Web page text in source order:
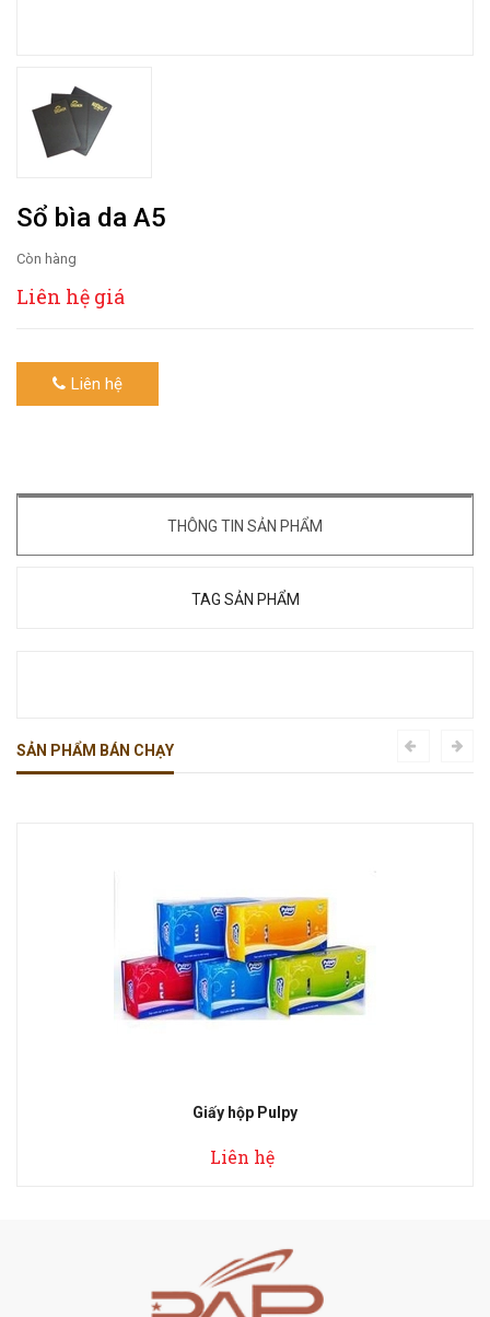
Sổ bìa da A5
Còn hàng
Liên hệ giá
Liên hệ
THÔNG TIN SẢN PHẨM
TAG SẢN PHẨM
SẢN PHẨM BÁN CHẠY
Giấy hộp Pulpy
Liên hệ